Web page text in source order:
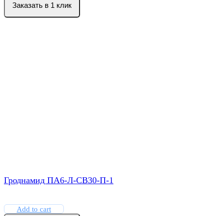
Заказать в 1 клик
Гроднамид ПА6-Л-СВ30-П-1
Add to cart